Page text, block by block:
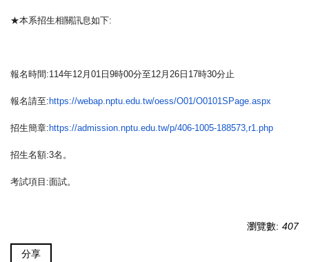
★本系招生相關訊息如下:
報名時間:114年12月01日9時00分至12月26日17時30分止
報名請至: https://webap.nptu.edu.tw/oess/O01/O0101SPage.aspx
招生簡章: https://admission.nptu.edu.tw/p/406-1005-188573,r1.php
招生名額:3名。
考試項目:面試。
瀏覽數: 407
分享